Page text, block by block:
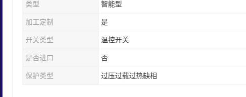
类型 智能型
加工定制 是
开关类型 温控开关
是否进口 否
保护类型 过压过载过热缺相